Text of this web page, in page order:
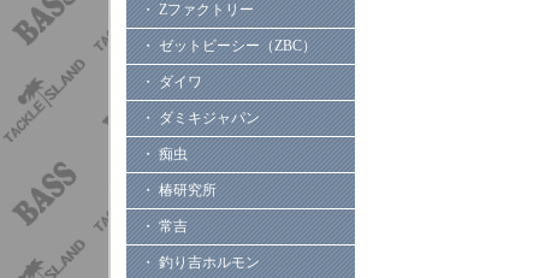
・ Zファクトリー
・ ゼットビーシー（ZBC）
・ ダイワ
・ ダミキジャパン
・ 痴虫
・ 椿研究所
・ 常吉
・ 釣り吉ホルモン